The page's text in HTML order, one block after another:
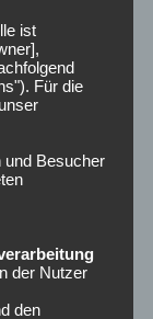
ist
Für die
und Besucher
der Nutzer
den